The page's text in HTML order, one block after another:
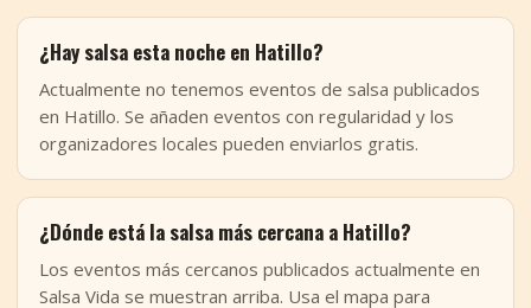
¿Hay salsa esta noche en Hatillo?
Actualmente no tenemos eventos de salsa publicados
en Hatillo. Se añaden eventos con regularidad y los
organizadores locales pueden enviarlos gratis.
¿Dónde está la salsa más cercana a Hatillo?
Los eventos más cercanos publicados actualmente en
Salsa Vida se muestran arriba. Usa el mapa para